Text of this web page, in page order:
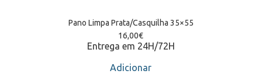
Pano Limpa Prata/Casquilha 35×55
16,00€
Entrega em 24H/72H
Adicionar